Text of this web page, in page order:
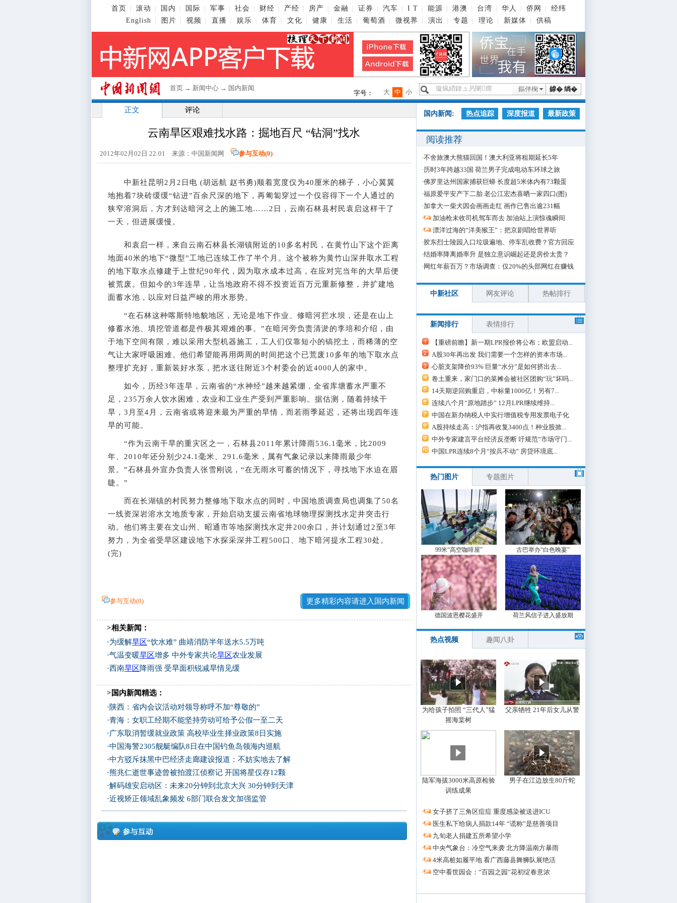
首页 滚动 国内 国际 军事 社会 财经 产经 房产 金融 证券 汽车 I T 能源 港澳 台湾 华人 侨网
经纬
English
图片 视频 直播 娱乐 体育 文化 健康 生活 葡萄酒 微视界 演出 专题 理论 新媒体 供稿
首页 → 新闻中心 → 国内新闻 鎼� 绱�
鏂伴椈
字号： 小
中
大
正文 评论
云南旱区艰难找水路：掘地百尺 “钻洞”找水
2012年02月02日 22:01 来源：中国新闻网 参与互动(0)
中新社昆明2月2日电 (胡远航 赵书勇)顺着宽度仅为40厘米的梯子，小心翼翼
地抱着7块砖缓缓“钻进”百余尺深的地下，再匍匐穿过一个仅容得下一个人通过的
狭窄溶洞后，方才到达暗河之上的施工地……2日，云南石林县村民袁启这样干了
一天，但进展缓慢。
和袁启一样，来自云南石林县长湖镇附近的10多名村民，在黄竹山下这个距离
地面40米的地下“微型”工地已连续工作了半个月。这个被称为黄竹山深井取水工程
的地下取水点修建于上世纪90年代，因为取水成本过高，在应对完当年的大旱后便
被荒废。但如今的3年连旱，让当地政府不得不投资近百万元重新修整，并扩建地
面蓄水池，以应对日益严峻的用水形势。
“在石林这种喀斯特地貌地区，无论是地下作业、修暗河拦水坝，还是在山上
修蓄水池、填挖管道都是件极其艰难的事。”在暗河旁负责清淤的李培和介绍，由
于地下空间有限，难以采用大型机器施工，工人们仅靠短小的镐挖土，而稀薄的空
气让大家呼吸困难。他们希望能再用两周的时间把这个已荒废10多年的地下取水点
整理扩充好，重新装好水泵，把水送往附近3个村委会的近4000人的家中。
如今，历经3年连旱，云南省的“水神经”越来越紧绷，全省库塘蓄水严重不
足，235万余人饮水困难，农业和工业生产受到严重影响。据估测，随着持续干
旱，3月至4月，云南省或将迎来最为严重的旱情，而若雨季延迟，还将出现四年连
旱的可能。
“作为云南干旱的重灾区之一，石林县2011年累计降雨536.1毫米，比2009
年、2010年还分别少24.1毫米、291.6毫米，属有气象记录以来降雨最少年
景。”石林县外宣办负责人张雪刚说，“在无雨水可蓄的情况下，寻找地下水迫在眉
睫。”
而在长湖镇的村民努力整修地下取水点的同时，中国地质调查局也调集了50名
一线资深岩溶水文地质专家，开始启动支援云南省地球物理探测找水定井突击行
动。他们将主要在文山州、昭通市等地探测找水定井200余口，并计划通过2至3年
努力，为全省受旱区建设地下水探采深井工程500口、地下暗河提水工程30处。
(完)
参与互动(0) 更多精彩内容请进入国内新闻
>相关新闻：
·为缓解旱区“饮水难” 曲靖消防半年送水5.5万吨
·气温变暖旱区增多 中外专家共论旱区农业发展
·西南旱区 降雨强 受旱面积锐减旱情见缓
>国内新闻精选：
·陕西：省内会议活动对领导称呼不加“尊敬的”
·青海：女职工经期不能坚持劳动可给予公假一至二天
·广东取消暂缓就业政策 高校毕业生择业政策8日实施
·中国海警2305舰艇编队8日在中国钓鱼岛领海内巡航
·中方驳斥抹黑中巴经济走廊建设报道：不妨实地去了解
·熊兆仁逝世事迹曾被拍渡江侦察记 开国将星仅存12颗
·解码雄安启动区：未来20分钟到北京大兴 30分钟到天津
·近视矫正领域乱象频发 6部门联合发文加强监管
国内新闻: 热点追踪 深度报道 最新政策
阅读推荐
·不舍旅澳大熊猫回国！澳大利亚将租期延长5年
·历时3年跨越33国 荷兰男子完成电动车环球之旅
·佛罗里达州国家捕获巨蟒 长度超5米体内有73颗蛋
·福原爱平安产下二胎 老公江宏杰喜晒一家四口(图)
·加拿大一柴犬因会画画走红 画作已售出逾231幅
·
加油枪未收司机驾车而去 加油站上演惊魂瞬间
·
漂洋过海的“洋美猴王”：把京剧唱给世界听
·胶东烈士陵园入口垃圾遍地、停车乱收费？官方回应
·结婚率降离婚率升 是独立意识崛起还是房价太贵？
· 网红年薪百万？市场调查：仅20%的头部网红在赚钱
中新社区 网友评论 热帖排行
新闻排行 表情排行
【重磅前瞻】新一期LPR报价将公布；欧盟启动...
A股30年再出发 我们需要一个怎样的资本市场...
心脏支架降价93% 巨量“水分”是如何挤出去...
卷土重来，家门口的菜摊会被社区团购“玩”坏吗...
14天期逆回购重启，中标量1000亿！另有7...
连续八个月“原地踏步” 12月LPR继续维持...
中国在新办纳税人中实行增值税专用发票电子化
A股持续走高：沪指再收复3400点！种业股掀...
中外专家建言平台经济反垄断 吁规范“市场守门...
中国LPR连续8个月“按兵不动” 房贷环境底...
热门图片 专题图片
99米“高空咖啡屋” 古巴举办“白色晚宴”
德国波恩樱花盛开 荷兰风信子进入盛放期
热点视频 趣闻八卦
为给孩子拍照 “三代人”猛
摇海棠树
父亲牺牲 21年后女儿从警
陆军海拔3000米高原检验
训练成果
男子在江边放生80斤蛇
·
女子挤了三角区痘痘 重度感染被送进ICU
·
医生私下给病人捐款14年 “谎称”是慈善项目
·
九旬老人捐建五所希望小学
·
中央气象台：冷空气来袭 北方降温南方暴雨
·
4米高桩如履平地 看广西藤县舞狮队展绝活
·
空中看世园会：“百园之园”花初绽春意浓